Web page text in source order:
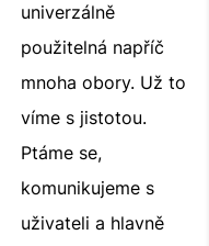
univerzálně
použitelná napříč
mnoha obory. Už to
víme s jistotou.
Ptáme se,
komunikujeme s
uživateli a hlavně